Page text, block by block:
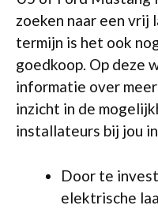
zoeken naar een vrij
termijn is het ook
goedkoop. Op deze
informatie over
inzicht in de
installateurs bij jou
Door te
elektrische